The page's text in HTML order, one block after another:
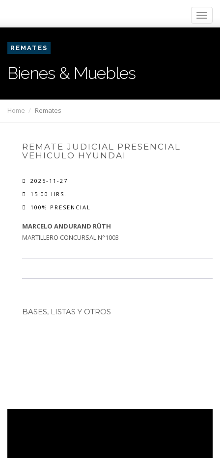
REMATES
Bienes & Muebles
Home Remates
REMATE JUDICIAL PRESENCIAL
VEHICULO HYUNDAI
2025-11-27
15:00 HRS.
100% PRESENCIAL
MARCELO ANDURAND RÜTH
MARTILLERO CONCURSAL N°1003
BASES, LISTAS Y OTROS